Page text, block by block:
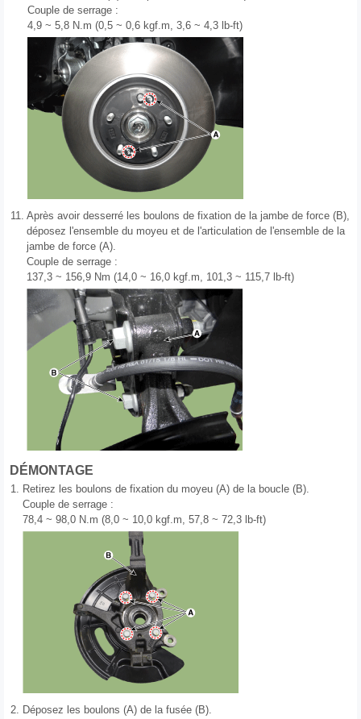
Couple de serrage :
4,9 ~ 5,8 N.m (0,5 ~ 0,6 kgf.m, 3,6 ~ 4,3 lb-ft)
11. Après avoir desserré les boulons de fixation de la jambe de force (B),
déposez l'ensemble du moyeu et de l'articulation de l'ensemble de la
jambe de force (A).
Couple de serrage :
137,3 ~ 156,9 Nm (14,0 ~ 16,0 kgf.m, 101,3 ~ 115,7 lb-ft)
DÉMONTAGE
1. Retirez les boulons de fixation du moyeu (A) de la boucle (B).
Couple de serrage :
78,4 ~ 98,0 N.m (8,0 ~ 10,0 kgf.m, 57,8 ~ 72,3 lb-ft)
2. Déposez les boulons (A) de la fusée (B).